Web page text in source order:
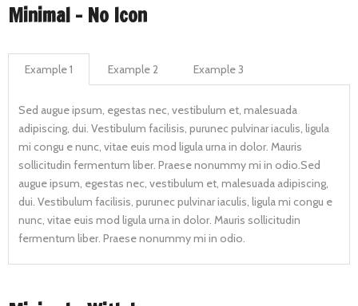
Minimal - No Icon
Example 1 Example 2 Example 3
Sed augue ipsum, egestas nec, vestibulum et, malesuada
adipiscing, dui. Vestibulum facilisis, purunec pulvinar iaculis, ligula
mi congu e nunc, vitae euis mod ligula urna in dolor. Mauris
sollicitudin fermentum liber. Praese nonummy mi in odio.Sed
augue ipsum, egestas nec, vestibulum et, malesuada adipiscing,
dui. Vestibulum facilisis, purunec pulvinar iaculis, ligula mi congu e
nunc, vitae euis mod ligula urna in dolor. Mauris sollicitudin
fermentum liber. Praese nonummy mi in odio.